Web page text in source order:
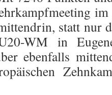
im
statt nur
WM in
ebenfalls